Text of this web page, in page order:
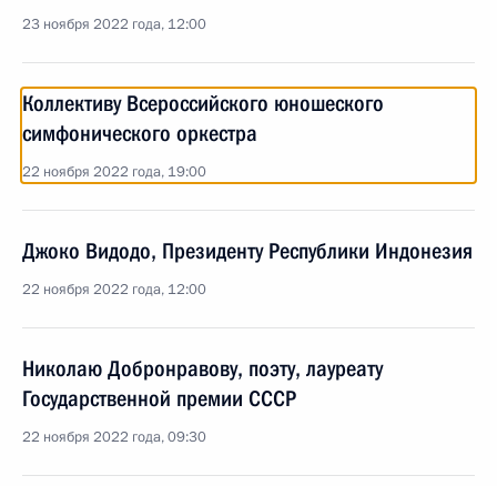
23 ноября 2022 года, 12:00
Коллективу Всероссийского юношеского
симфонического оркестра
22 ноября 2022 года, 19:00
Джоко Видодо, Президенту Республики Индонезия
22 ноября 2022 года, 12:00
Николаю Добронравову, поэту, лауреату
Государственной премии СССР
22 ноября 2022 года, 09:30